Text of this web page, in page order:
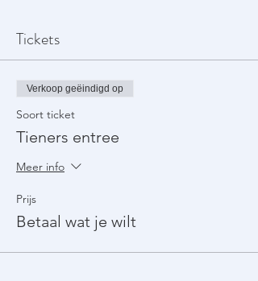
Tickets
Verkoop geëindigd op
Soort ticket
Tieners entree
Meer info
Prijs
Betaal wat je wilt